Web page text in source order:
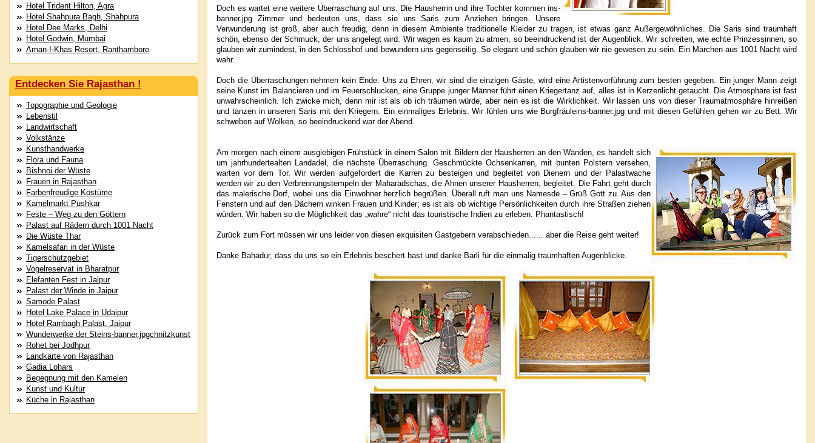
Hotel Trident Hilton, Agra
Hotel Shahpura Bagh, Shahpura
Hotel Dee Marks, Delhi
Hotel Godwin, Mumbai
Aman-I-Khas Resort, Ranthambore
Entdecken Sie Rajasthan !
Topographie und Geologie
Lebenstil
Landwirtschaft
Volkstänze
Kunsthandwerke
Flora und Fauna
Bishnoi der Wüste
Frauen in Rajasthan
Farbenfreudige Kostüme
Kamelmarkt Pushkar
Feste – Weg zu den Göttern
Palast auf Rädern durch 1001 Nacht
Die Wüste Thar
Kamelsafari in der Wüste
Tigerschutzgebiet
Vogelreservat in Bharatpur
Elefanten Fest in Jaipur
Palast der Winde in Jaipur
Samode Palast
Hotel Lake Palace in Udaipur
Hotel Rambagh Palast, Jaipur
Wunderwerke der Steins-banner.jpgchnitzkunst
Rohet bei Jodhpur
Landkarte von Rajasthan
Gadia Lohars
Begegnung mit den Kamelen
Kunst und Kultur
Küche in Rajasthan
Doch es wartet eine weitere Überraschung auf uns. Die Hausherrin und ihre Tochter kommen ins-
banner.jpg Zimmer und bedeuten uns, dass sie uns Saris zum Anziehen bringen. Unsere
Verwunderung ist groß, aber auch freudig, denn in diesem Ambiente traditionelle Kleider zu tragen, ist etwas ganz Außergewöhnliches. Die Saris sind traumhaft
schön, ebenso der Schmuck, der uns angelegt wird. Wir wagen es kaum zu atmen, so beeindruckend ist der Augenblick. Wir schreiten, wie echte Prinzessinnen, so
glauben wir zumindest, in den Schlosshof und bewundern uns gegenseitig. So elegant und schön glauben wir nie gewesen zu sein. Ein Märchen aus 1001 Nacht wird
wahr.
Doch die Überraschungen nehmen kein Ende. Uns zu Ehren, wir sind die einzigen Gäste, wird eine Artistenvorführung zum besten gegeben. Ein junger Mann zeigt
seine Kunst im Balancieren und im Feuerschlucken, eine Gruppe junger Männer führt einen Kriegertanz auf, alles ist in Kerzenlicht getaucht. Die Atmosphäre ist fast
unwahrscheinlich. Ich zwicke mich, denn mir ist als ob ich träumen würde, aber nein es ist die Wirklichkeit. Wir lassen uns von dieser Traumatmosphäre hinreißen
und tanzen in unseren Saris mit den Kriegern. Ein einmaliges Erlebnis. Wir fühlen uns wie Burgfräuleins-banner.jpg und mit diesen Gefühlen gehen wir zu Bett. Wir
schweben auf Wolken, so beeindruckend war der Abend.
Am morgen nach einem ausgiebigen Frühstück in einem Salon mit Bildern der Hausherren an den Wänden, es handelt sich
um jahrhundertealten Landadel, die nächste Überraschung. Geschmückte Ochsenkarren, mit bunten Polstern versehen,
warten vor dem Tor. Wir werden aufgefordert die Karren zu besteigen und begleitet von Dienern und der Palastwache
werden wir zu den Verbrennungstempeln der Maharadschas, die Ahnen unserer Hausherren, begleitet. Die Fahrt geht durch
das malerische Dorf, wobei uns die Einwohner herzlich begrüßen. Überall ruft man uns Namesde – Grüß Gott zu. Aus den
Fenstern und auf den Dächern winken Frauen und Kinder; es ist als ob wichtige Persönlichkeiten durch ihre Straßen ziehen
würden. Wir haben so die Möglichkeit das „wahre“ nicht das touristische Indien zu erleben. Phantastisch!
Zurück zum Fort müssen wir uns leider von diesen exquisiten Gastgebern verabschieden...... aber die Reise geht weiter!
Danke Bahadur, dass du uns so ein Erlebnis beschert hast und danke Barli für die einmalig traumhaften Augenblicke.